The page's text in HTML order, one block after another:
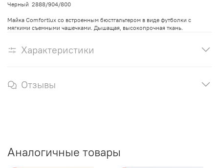
Черный 2888/904/800
Майка Comfortlux со встроенным бюстгальтером в виде футболки с
мягкими съемными чашечками. Дышащая, высокопрочная ткань.
Характеристики
Отзывы
Аналогичные товары